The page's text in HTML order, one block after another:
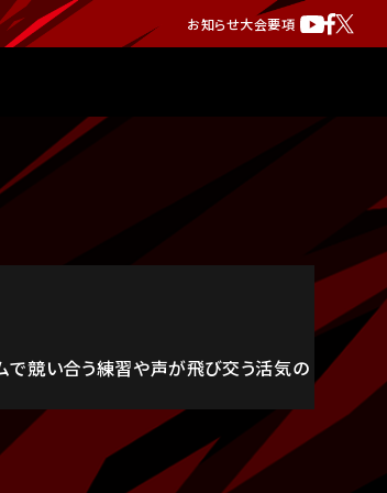
お知らせ大会要項
で競い合う練習や声が飛び交う活気の